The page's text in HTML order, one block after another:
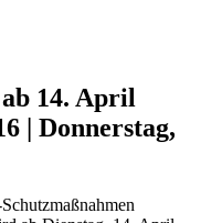
14. April
| Donnerstag,